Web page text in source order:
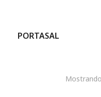
PORTASAL